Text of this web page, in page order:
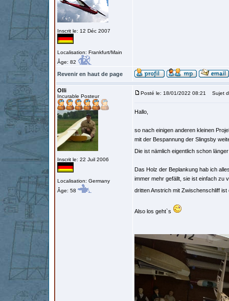
Inscrit le: 12 Déc 2007
Localisation: Frankfurt/Main
Âge: 82
Revenir en haut de page
Olli
Incurable Posteur
Inscrit le: 22 Juil 2006
Localisation: Germany
Âge: 58
Posté le: 18/01/2022 08:21 Sujet
Hallo,
so nach einigen anderen kleinen
mit der Bespannung der Slingsby
Die ist nämlich eigentlich schon
Das Holz der Beplankung hab ich
immer mehr gefällt, sie ist einfach zu
dritten Anstrich mit Zwischenschliff
Also los geht`s